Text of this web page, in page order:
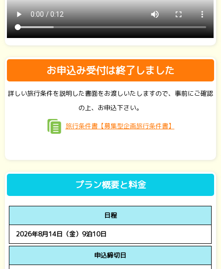
お申込み受付は終了しました
詳しい旅行条件を説明した書面をお渡しいたしますので、事前にご確認
の上、お申込下さい。
旅行条件書【募集型企画旅行条件書】
プラン概要と料金
日程
2026年8月14日（金）9泊10日
申込締切日